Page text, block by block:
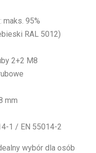
: maks. 95%
RAL 5012)
2+2 M8
mm
1 / EN 55014-2
wybór dla osób